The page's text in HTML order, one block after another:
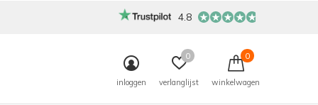
inloggen verlanglijst
0
winkelwagen
0
4.8